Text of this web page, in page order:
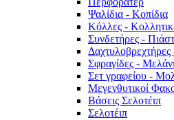
Ψαλίδια - Κοπίδια
Κόλλες -
Συνδετήρες -
Σφραγίδες -
Σετ γραφείου -
Μεγενθυτικοί
Βάσεις Σελοτέιπ
Σελοτέιπ